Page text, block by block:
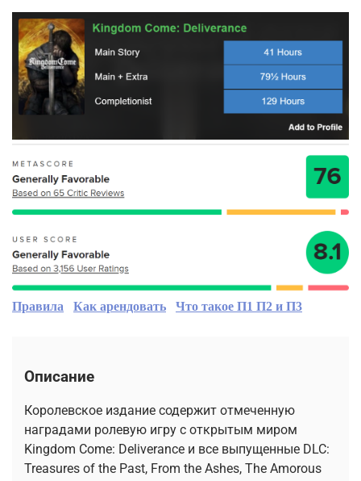
Правила Как арендовать Что такое П1 П2 и П3
Описание
Королевское издание содержит отмеченную
наградами ролевую игру с открытым миром
Kingdom Come: Deliverance и все выпущенные DLC:
Treasures of the Past, From the Ashes, The Amorous